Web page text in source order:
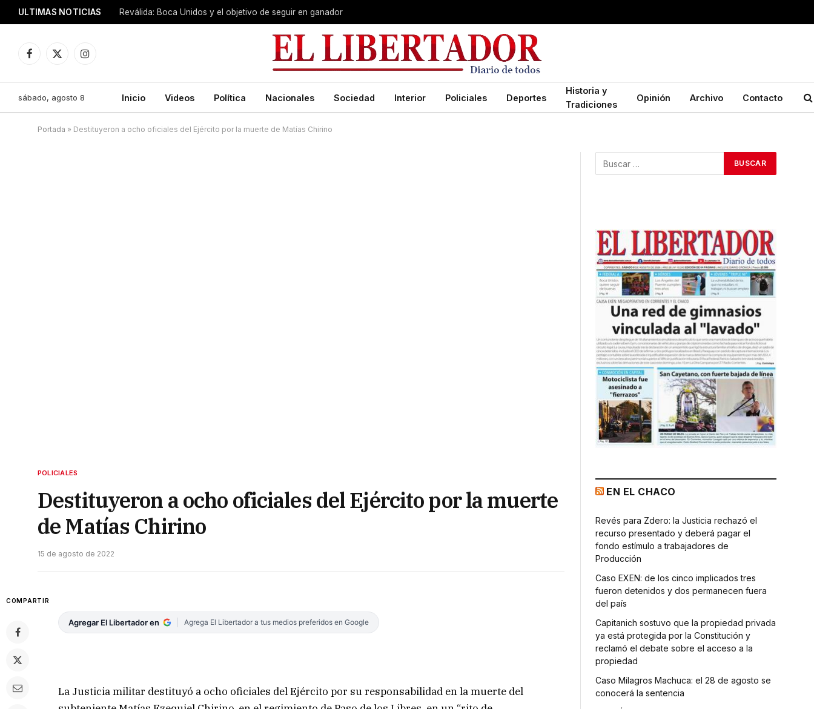
ULTIMAS NOTICIAS Reválida: Boca Unidos y el objetivo de seguir en ganador
Facebook
X
Instagram
sábado, agosto 8 Inicio Videos Política Nacionales Sociedad Interior Policiales Deportes
Historia y
Tradiciones
Opinión Archivo Contacto
Portada » Destituyeron a ocho oficiales del Ejército por la muerte de Matías Chirino
POLICIALES
Destituyeron a ocho oficiales del Ejército por la muerte
de Matías Chirino
15 de agosto de 2022
COMPARTIR
Agregar El Libertador en Agrega El Libertador a tus medios preferidos en Google
La Justicia militar destituyó a ocho oficiales del Ejército por su responsabilidad en la muerte del
EN EL CHACO
Revés para Zdero: la Justicia rechazó el
recurso presentado y deberá pagar el
fondo estímulo a trabajadores de
Producción
Caso EXEN: de los cinco implicados tres
fueron detenidos y dos permanecen fuera
del país
Capitanich sostuvo que la propiedad privada
ya está protegida por la Constitución y
reclamó el debate sobre el acceso a la
propiedad
Caso Milagros Machuca: el 28 de agosto se
conocerá la sentencia